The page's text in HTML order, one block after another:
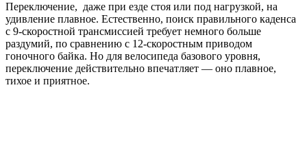
Переключение, даже при езде стоя или под нагрузкой, на
удивление плавное. Естественно, поиск правильного каденса
с 9-скоростной трансмиссией требует немного больше
раздумий, по сравнению с 12-скоростным приводом
гоночного байка. Но для велосипеда базового уровня,
переключение действительно впечатляет — оно плавное,
тихое и приятное.